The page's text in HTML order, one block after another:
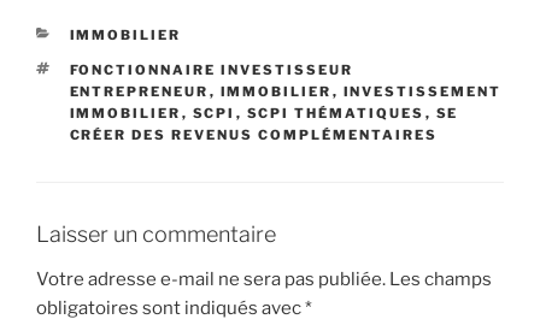
CATÉGORIES
IMMOBILIER
ÉTIQUETTES
FONCTIONNAIRE INVESTISSEUR
ENTREPRENEUR , IMMOBILIER , INVESTISSEMENT
IMMOBILIER , SCPI , SCPI THÉMATIQUES , SE
CRÉER DES REVENUS COMPLÉMENTAIRES
Laisser un commentaire
Votre adresse e-mail ne sera pas publiée. Les champs
obligatoires sont indiqués avec*